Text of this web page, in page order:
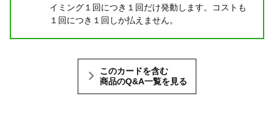
イミング１回につき１回だけ発動します。コストも
１回につき１回しか払えません。
このカードを含む
商品のQ&A一覧を見る